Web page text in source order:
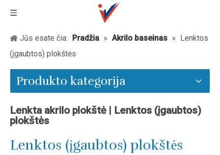
Jūs esate čia: Pradžia » Akrilo baseinas » Lenktos
(įgaubtos) plokštės
Produkto kategorija
Lenkta akrilo plokštė | Lenktos (įgaubtos)
plokštės
Lenktos (įgaubtos) plokštės